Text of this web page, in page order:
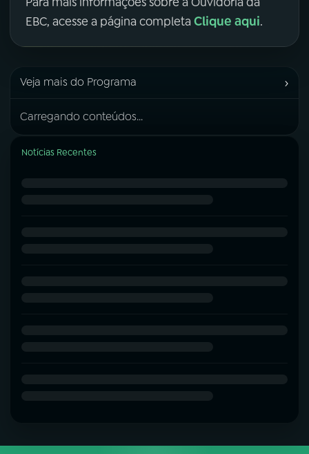
EBC, acesse a página completa Clique aqui.
Veja mais do Programa ›
Carregando conteúdos...
Notícias Recentes